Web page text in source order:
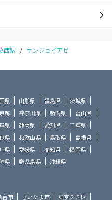
西駅 / サンジョイアゼ
県 山形県 福島県
茨城県
都 神奈川県 新潟県
富山県
県 静岡県 愛知県
三重県
県 和歌山県 鳥取県
島根県
県 愛媛県 高知県
福岡県
県 鹿児島県 沖縄県
台市 さいたま市 東京２３区